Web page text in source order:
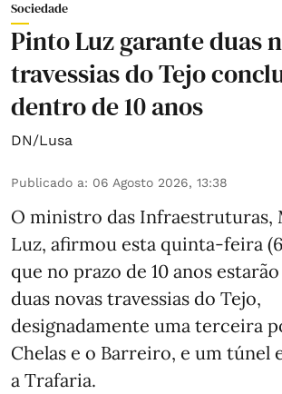
Sociedade
Pinto Luz garante duas
travessias do Tejo
dentro de 10 anos
DN/Lusa
Publicado a: 06 Agosto 2026, 13:38
O ministro das Infraestruturas,
Luz, afirmou esta quinta-feira
que no prazo de 10 anos
duas novas travessias do Tejo,
designadamente uma terceira
Chelas e o Barreiro, e um túnel
a Trafaria.